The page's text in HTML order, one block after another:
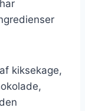
kiksekage,